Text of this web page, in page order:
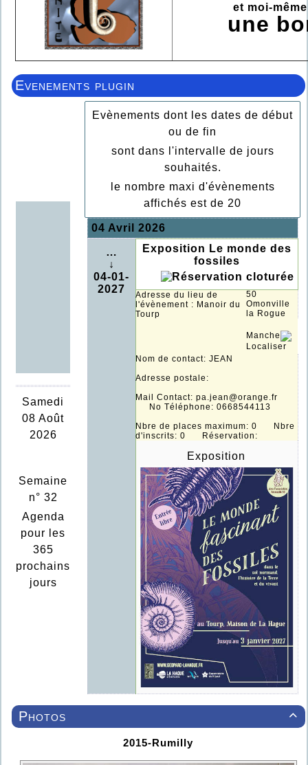
et moi-
une
Evenements plugin
Samedi
08 Août
2026
Semaine
n° 32
Agenda
pour les
365
prochains
jours
Evènements dont les dates de début
ou de fin
sont dans l'intervalle de jours
souhaités.
le nombre maxi d'évènements
affichés est de 20
04 Avril 2026
…
↓
04-01-
2027
Exposition Le monde des
fossiles
Adresse du lieu de
l'évènement : Manoir du
Tourp
50
Omonville
la Rogue
Manche
Localiser
Nom de contact: JEAN
Adresse postale:
Mail Contact: pa.jean@orange.fr
No Téléphone: 0668544113
Nbre de places maximum: 0 Nbre
d'inscrits: 0 Réservation:
Exposition

Photos
2015-Rumilly